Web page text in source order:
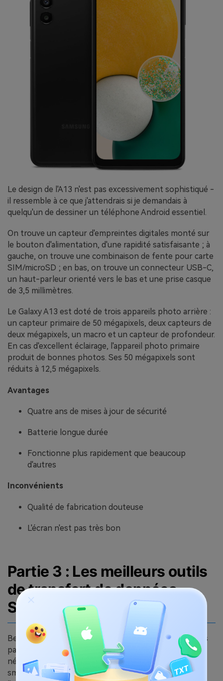
Le design de l'A13 n'est pas excessivement sophistiqué -
il ressemble à ce que j'attendrais si je demandais à
quelqu'un de dessiner un téléphone Android essentiel.
On trouve un capteur d'empreintes digitales monté sur
le bouton d'alimentation, d'une rapidité satisfaisante ; à
gauche, on trouve une combinaison de fente pour carte
SIM/microSD ; en bas, on trouve un connecteur USB-C,
un haut-parleur orienté vers le bas et une prise casque
de 3,5 millimètres.
Le Galaxy A13 est doté de trois appareils photo arrière :
un capteur primaire de 50 mégapixels, deux capteurs de
deux mégapixels, un macro et un capteur de profondeur.
En cas d'excellent éclairage, l'appareil photo primaire
produit de bonnes photos. Ses 50 mégapixels sont
réduits à 12,5 mégapixels.
Avantages
Quatre ans de mises à jour de sécurité
Batterie longue durée
Fonctionne plus rapidement que beaucoup
d'autres
Inconvénients
Qualité de fabrication douteuse
L'écran n'est pas très bon
Partie 3 : Les meilleurs outils
de transfert de données
Samsung
Beaucoup d'entre nous perdent des données lorsqu'ils
passent à un nouveau téléphone, mais ce n'est pas
nécessaire. Vous pouvez passer à un nouveau
smartphone sans perte de données si vous choisissez